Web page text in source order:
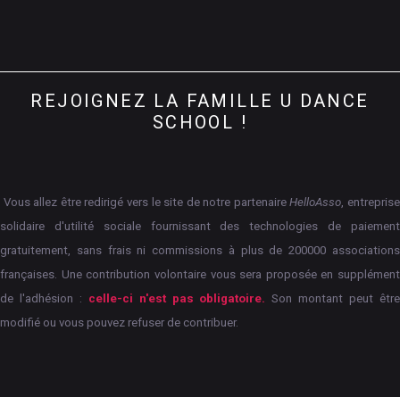
REJOIGNEZ LA FAMILLE U DANCE
SCHOOL !
Vous allez être redirigé vers le site de notre partenaireHelloAsso , entreprise
solidaire d'utilité sociale fournissant des technologies de paiement
gratuitement, sans frais ni commissions à plus de 200000 associations
françaises. Une contribution volontaire vous sera proposée en supplément
de l'adhésion : celle-ci n'est pas obligatoire.Son montant peut être
modifié ou vous pouvez refuser de contribuer.